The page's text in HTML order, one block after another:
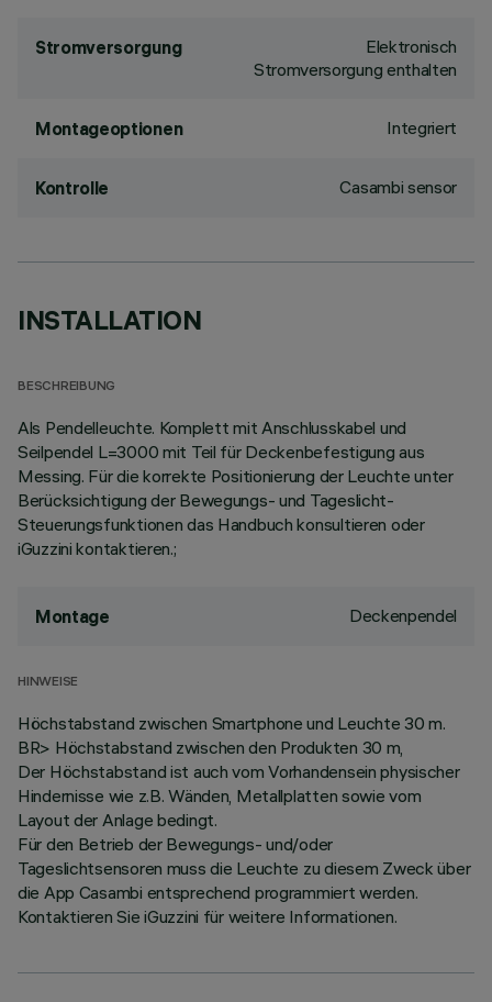
Stromversorgung
Elektronisch
Stromversorgung enthalten
Montageoptionen Integriert
Kontrolle Casambi sensor
INSTALLATION
BESCHREIBUNG
Als Pendelleuchte. Komplett mit Anschlusskabel und
Seilpendel L=3000 mit Teil für Deckenbefestigung aus
Messing. Für die korrekte Positionierung der Leuchte unter
Berücksichtigung der Bewegungs- und Tageslicht-
Steuerungsfunktionen das Handbuch konsultieren oder
iGuzzini kontaktieren.;
Montage Deckenpendel
HINWEISE
Höchstabstand zwischen Smartphone und Leuchte 30 m.
BR> Höchstabstand zwischen den Produkten 30 m,
Der Höchstabstand ist auch vom Vorhandensein physischer
Hindernisse wie z.B. Wänden, Metallplatten sowie vom
Layout der Anlage bedingt.
Für den Betrieb der Bewegungs- und/oder
Tageslichtsensoren muss die Leuchte zu diesem Zweck über
die App Casambi entsprechend programmiert werden.
Kontaktieren Sie iGuzzini für weitere Informationen.